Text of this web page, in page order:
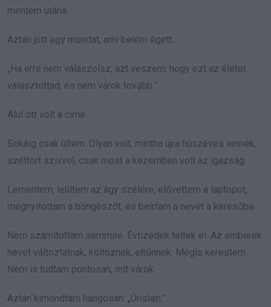
mentem utána.
Aztán jött egy mondat, ami belém égett:
„Ha erre nem válaszolsz, azt veszem, hogy ezt az életet
választottad, és nem várok tovább.”
Alul ott volt a címe.
Sokáig csak ültem. Olyan volt, mintha újra húszéves lennék,
széttört szívvel, csak most a kezemben volt az igazság.
Lementem, leültem az ágy szélére, elővettem a laptopot,
megnyitottam a böngészőt, és beírtam a nevét a keresőbe.
Nem számítottam semmire. Évtizedek teltek el. Az emberek
nevet változtatnak, költöznek, eltűnnek. Mégis kerestem.
Nem is tudtam pontosan, mit várok.
Aztán kimondtam hangosan: „Úristen.”